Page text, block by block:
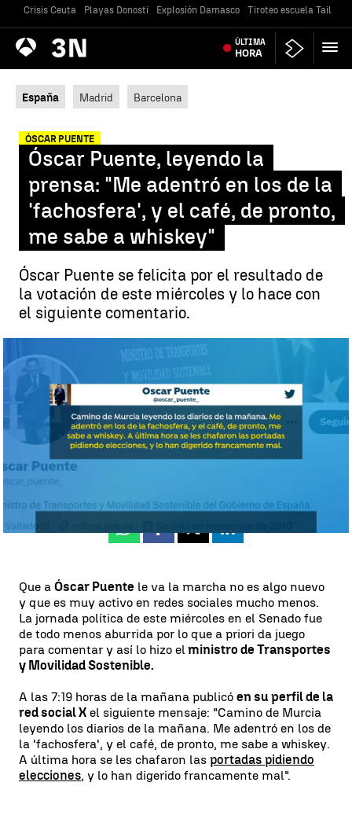
Crisis Ceuta Playas Donosti Explosión Damasco Tiroteo escuela
Antena
3 Noticias ÚLTIMA
HORA
España Madrid Barcelona
ÓSCAR PUENTE
Óscar Puente, leyendo la
prensa: "Me adentró en los de la
'fachosfera', y el café, de pronto,
me sabe a whiskey"
Óscar Puente se felicita por el resultado de
la votación de este miércoles y lo hace con
el siguiente comentario.
La publicación de Óscar Puente | Antena 3 Noticias
Miriam Vázquez
Publicado:
WhatsappFacebook
X Linkedin
Que a Óscar Puente le va la marcha no es algo nuevo
y que es muy activo en redes sociales mucho menos.
La jornada política de este miércoles en el Senado fue
de todo menos aburrida por lo que a priori da juego
para comentar y así lo hizo el ministro de Transportes
y Movilidad Sostenible.
A las 7:19 horas de la mañana publicó en su perfil de la
red social X el siguiente mensaje: "Camino de Murcia
leyendo los diarios de la mañana. Me adentró en los de
la 'fachosfera', y el café, de pronto, me sabe a whiskey.
A última hora se les chafaron las portadas pidiendo
elecciones, y lo han digerido francamente mal".